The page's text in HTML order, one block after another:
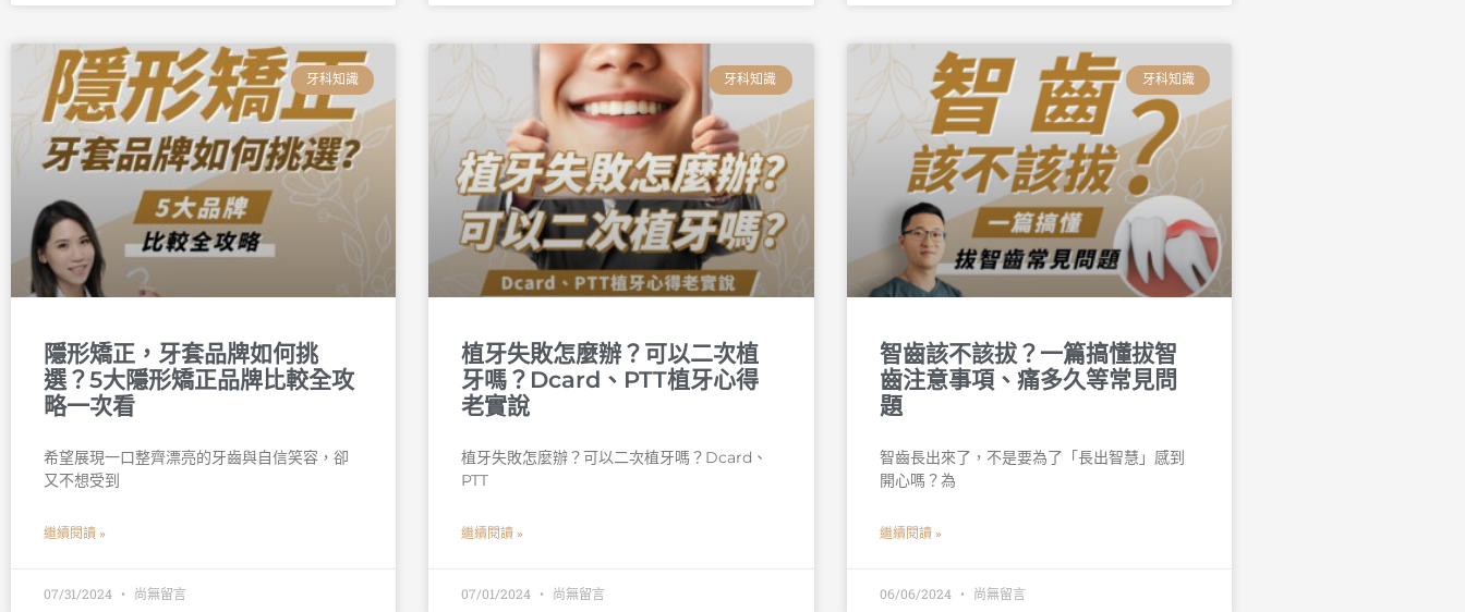
牙科知識
隱形矯正，牙套品牌如何挑
選？5大隱形矯正品牌比較全攻
略一次看
希望展現一口整齊漂亮的牙齒與自信笑容，卻
又不想受到
繼續閱讀 »
07/31/2024 尚無留言
牙科知識
植牙失敗怎麼辦？可以二次植
牙嗎？Dcard、PTT植牙心得
老實說
植牙失敗怎麼辦？可以二次植牙嗎？Dcard、
PTT
繼續閱讀 »
07/01/2024 尚無留言
牙科知識
智齒該不該拔？一篇搞懂拔智
齒注意事項、痛多久等常見問
題
智齒長出來了，不是要為了「長出智慧」感到
開心嗎？為
繼續閱讀 »
06/06/2024 尚無留言